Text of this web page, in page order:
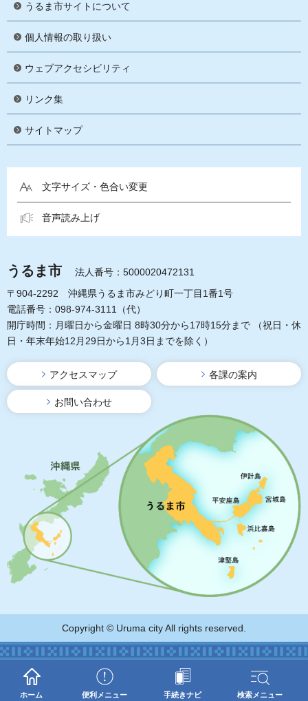
ホーム 便利メニュー 手続きナビ 検索メニュー
うるま市サイトについて
個人情報の取り扱い
ウェブアクセシビリティ
リンク集
サイトマップ
文字サイズ・色合い変更
音声読み上げ
うるま市
法人番号：5000020472131
〒904-2292 沖縄県うるま市みどり町一丁目1番1号
電話番号：098-974-3111（代）
開庁時間：月曜日から金曜日 8時30分から17時15分まで
（祝日・休
日・年末年始12月29日から1月3日までを除く）
アクセスマップ 各課の案内
お問い合わせ
Copyright © Uruma city All rights reserved.